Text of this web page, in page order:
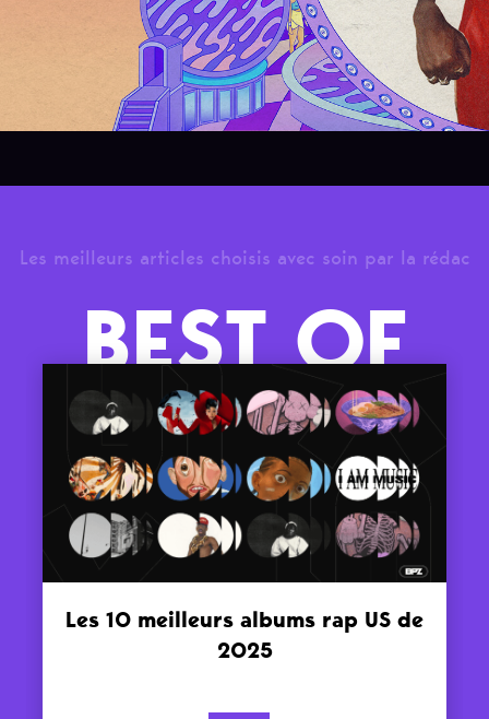
Les meilleurs articles choisis avec soin par la rédac
BEST OF
Les 10 meilleurs albums rap US de
2025